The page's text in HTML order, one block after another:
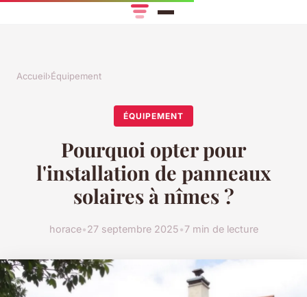
Accueil›Équipement
ÉQUIPEMENT
Pourquoi opter pour
l'installation de panneaux
solaires à nîmes ?
horace•27 septembre 2025•7 min de lecture